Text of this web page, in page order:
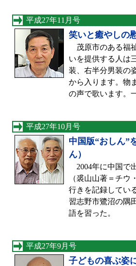
平成27年11月号
笑いと癒やしの
茂原市のある福
いを提供する人は
装、右半分男装の
から入ります。物
の声で歌います。
平成27年10月号
中国版“おしん”
ん）
2004年に中国で
（裘山山著＝チ
行きを記録してい
習志野市鷺沼の隅
語を習った。
平成27年9月号
子どもの喜ぶ姿